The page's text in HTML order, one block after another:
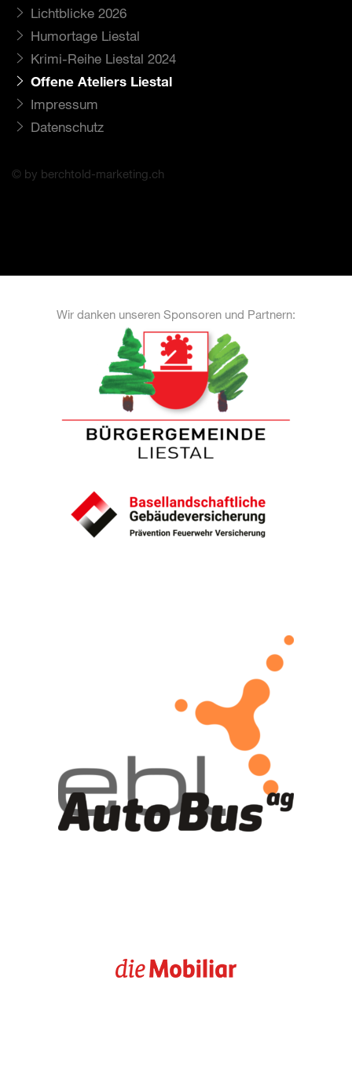
Lichtblicke 2026
Humortage Liestal
Krimi-Reihe Liestal 2024
Offene Ateliers Liestal
Impressum
Datenschutz
© by berchtold-marketing.ch
Wir danken unseren Sponsoren und Partnern: